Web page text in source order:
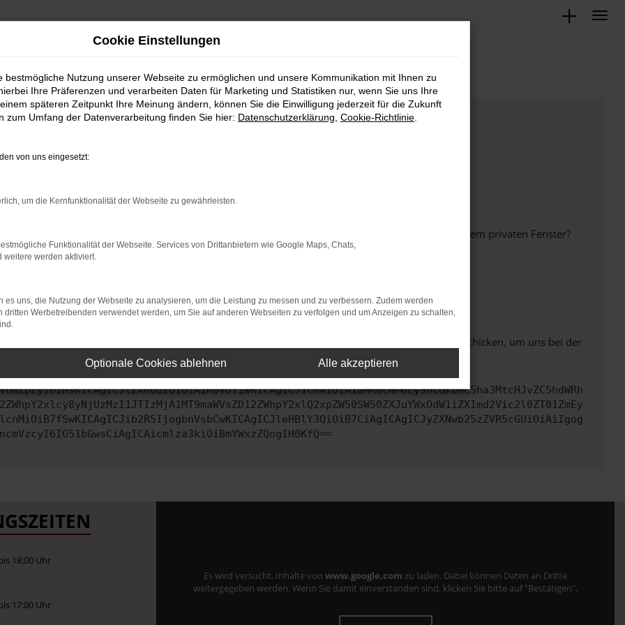
bestimmter Seiten verhindern. Funktioniert die Seite in einem anderen Browser oder in einem privaten Fenster?
beheben.
auf dem neuesten Stand sind.
kann auch dazu führen, dass bestimmte Funktionen nicht mehr unterstützt werden.
uns bitte. Wir werden versuchen, das Problem zu beheben. Du kannst uns diesen Text schicken, um uns bei der
18:00 Uhr
17:00 Uhr
Es wird versucht, Inhalte von www.google.com zu laden. Dabei können Daten an Dritte
weitergegeben werden. Wenn Sie damit einverstanden sind, klicken Sie bitte auf "Bestätigen".
Cookie Einstellungen
bestmögliche Nutzung unserer Webseite zu ermöglichen und unsere Kommunikation mit Ihnen zu
Ihre Präferenzen und verarbeiten Daten für Marketing und Statistiken nur, wenn Sie uns Ihre
späteren Zeitpunkt Ihre Meinung ändern, können Sie die Einwilligung jederzeit für die Zukunft
zum Umfang der Datenverarbeitung finden Sie hier: Datenschutzerklärung Cookie-Richtlinie
von uns eingesetzt:
um die Kernfunktionalität der Webseite zu gewährleisten.
Funktionalität der Webseite. Services von Drittanbietern wie Google Maps, Chats,
weitere werden aktiviert.
es uns, die Nutzung der Webseite zu analysieren, um die Leistung zu messen und zu verbessern. Zudem werden
dritten Werbetreibenden verwendet werden, um Sie auf anderen Webseiten zu verfolgen und um Anzeigen zu schalten,
Optionale Cookies ablehnen Alle akzeptieren